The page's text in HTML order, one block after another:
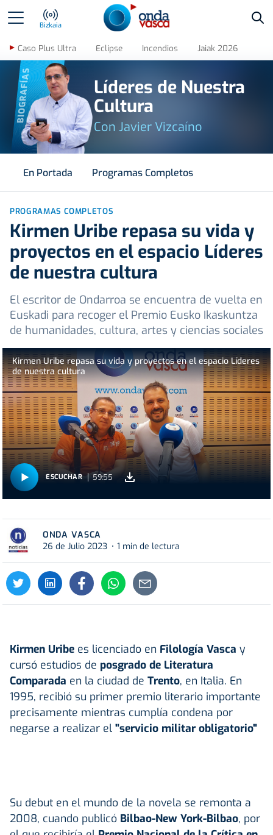
Bizkaia
Caso Plus Ultra Eclipse Incendios Jaiak 2026
BIOGRAFÍAS
Líderes de Nuestra
Cultura
Con Javier Vizcaíno
En Portada Programas Completos
PROGRAMAS COMPLETOS
Kirmen Uribe repasa su vida y
proyectos en el espacio Líderes
de nuestra cultura
El escritor de Ondarroa se encuentra de vuelta en
Euskadi para recoger el Premio Eusko Ikaskuntza
de humanidades, cultura, artes y ciencias sociales
Kirmen Uribe repasa su vida y proyectos en el espacio Líderes
de nuestra cultura
ESCUCHAR 59:55
ONDA VASCA
26 de Julio 2023
1 min de lectura
Kirmen Uribe es licenciado en Filología Vasca y
cursó estudios de posgrado de Literatura
Comparada en la ciudad de Trento, en Italia. En
1995, recibió su primer premio literario importante
precisamente mientras cumplía condena por
negarse a realizar el "servicio militar obligatorio"
Su debut en el mundo de la novela se remonta a
2008, cuando publicó Bilbao-New York-Bilbao, por